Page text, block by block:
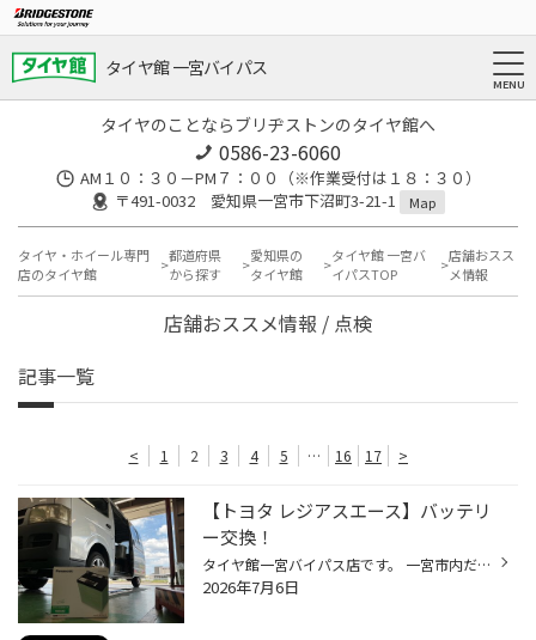
タイヤ館 一宮バイパス
タイヤのことならブリヂストンのタイヤ館へ
0586-23-6060
AM１０：３０－PM７：００（※作業受付は１８：３０）
〒491-0032 愛知県一宮市下沼町3-21-1
Map
タイヤ・ホイール専門
店のタイヤ館
都道府県
から探す
愛知県の
タイヤ館
タイヤ館 一宮バ
イパスTOP
店舗おスス
メ情報
店舗おススメ情報 / 点検
記事一覧
< 1 2 3 4 5 … 16 17 >
【トヨタ レジアスエース】バッテリ
ー交換！
タイヤ館一宮バイパス店です。 一宮市内だけでなく 江南市・北名古屋市・岩倉市・羽島市などからもご来店頂きまして ありがとうございます！ 【タイヤ館一宮アクセスMAP】↓ 店舗情報 タイヤ館アプリダウンロードでお得にタイヤGET 詳しくはこちら 先月から、バッテリーのお問い合わせを多く頂いてお...
2026年7月6日